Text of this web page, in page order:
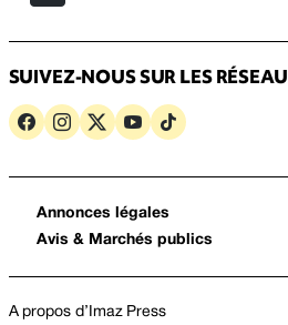
SUIVEZ-NOUS SUR LES
Annonces légales
Avis & Marchés publics
A propos d’Imaz Press